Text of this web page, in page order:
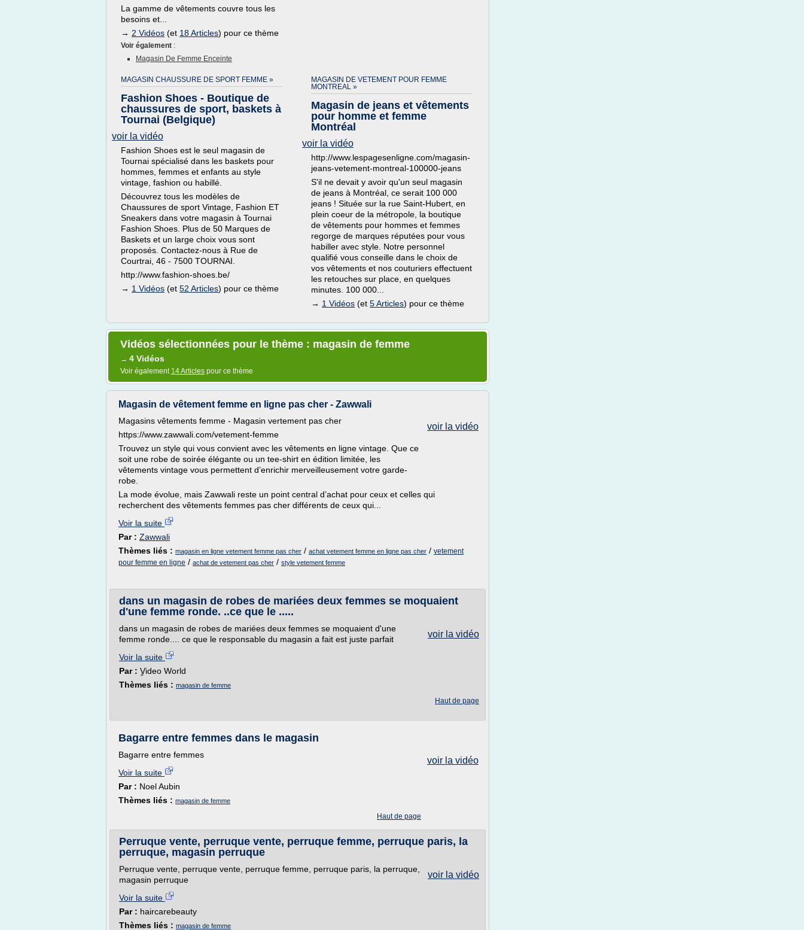
La gamme de vêtements couvre tous les
besoins et...
→ 2 Vidéos (et 18 Articles) pour ce thème
Voir également :
Magasin De Femme Enceinte
MAGASIN CHAUSSURE DE SPORT FEMME »
Fashion Shoes - Boutique de
chaussures de sport, baskets à
Tournai (Belgique)
voir la vidéo
Fashion Shoes est le seul magasin de
Tournai spécialisé dans les baskets pour
hommes, femmes et enfants au style
vintage, fashion ou habillé.
Découvrez tous les modèles de
Chaussures de sport Vintage, Fashion ET
Sneakers dans votre magasin à Tournai
Fashion Shoes. Plus de 50 Marques de
Baskets et un large choix vous sont
proposés. Contactez-nous à Rue de
Courtrai, 46 - 7500 TOURNAI.
http://www.fashion-shoes.be/
→ 1 Vidéos (et 52 Articles) pour ce thème
MAGASIN DE VETEMENT POUR FEMME
MONTREAL »
Magasin de jeans et vêtements
pour homme et femme
Montréal
voir la vidéo
http://www.lespagesenligne.com/magasin-
jeans-vetement-montreal-100000-jeans
S'il ne devait y avoir qu'un seul magasin
de jeans à Montréal, ce serait 100 000
jeans ! Située sur la rue Saint-Hubert, en
plein coeur de la métropole, la boutique
de vêtements pour hommes et femmes
regorge de marques réputées pour vous
habiller avec style. Notre personnel
qualifié vous conseille dans le choix de
vos vêtements et nos couturiers effectuent
les retouches sur place, en quelques
minutes. 100 000...
→ 1 Vidéos (et 5 Articles) pour ce thème
Vidéos sélectionnées pour le thème : magasin de femme
→ 4 Vidéos
Voir également 14 Articles pour ce thème
Magasin de vêtement femme en ligne pas cher - Zawwali
voir la vidéo
Magasins vêtements femme - Magasin vertement pas cher
https://www.zawwali.com/vetement-femme
Trouvez un style qui vous convient avec les vêtements en ligne vintage. Que ce
soit une robe de soirée élégante ou un tee-shirt en édition limitée, les
vêtements vintage vous permettent d’enrichir merveilleusement votre garde-
robe.
La mode évolue, mais Zawwali reste un point central d’achat pour ceux et celles qui
recherchent des vêtements femmes pas cher différents de ceux qui...
Voir la suite
Par : Zawwali
Thèmes liés : magasin en ligne vetement femme pas cher / achat vetement femme en ligne pas cher / vetement
pour femme en ligne / achat de vetement pas cher / style vetement femme
dans un magasin de robes de mariées deux femmes se moquaient
d'une femme ronde. ..ce que le .....
voir la vidéo
dans un magasin de robes de mariées deux femmes se moquaient d'une
femme ronde.... ce que le responsable du magasin a fait est juste parfait
Voir la suite
Par : ٍVideo World
Thèmes liés : magasin de femme
Haut de page
Bagarre entre femmes dans le magasin
voir la vidéo
Bagarre entre femmes
Voir la suite
Par : Noel Aubin
Thèmes liés : magasin de femme
Haut de page
Perruque vente, perruque vente, perruque femme, perruque paris, la
perruque, magasin perruque
voir la vidéo
Perruque vente, perruque vente, perruque femme, perruque paris, la perruque,
magasin perruque
Voir la suite
Par : haircarebeauty
Thèmes liés : magasin de femme